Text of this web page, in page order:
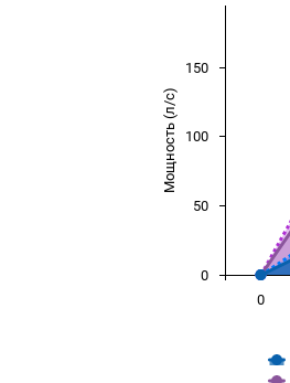
Мощность (л/с)
0
0
50
100
150